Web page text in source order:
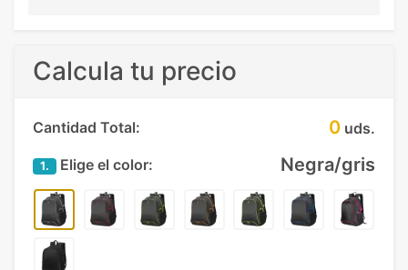
Calcula tu precio
Cantidad Total: 0 uds.
1. Elige el color: Negra/gris